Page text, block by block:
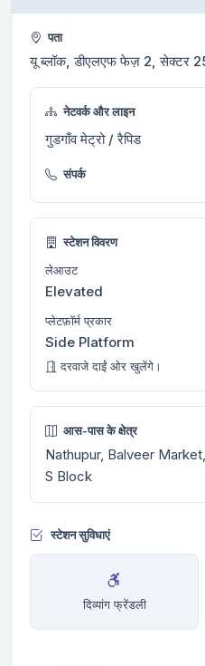
पता
यू ब्लॉक, डीएलएफ फेज़ 2, सेक्टर
नेटवर्क और लाइन
गुडगाँव मेट्रो / रैपिड
संपर्क
स्टेशन विवरण
लेआउट
Elevated
प्लेटफ़ॉर्म प्रकार
Side Platform
दरवाजे दाईं ओर खुलेंगे।
आस-पास के क्षेत्र
Nathupur, Balveer
S Block
स्टेशन सुविधाएं
दिव्यांग फ्रेंडली